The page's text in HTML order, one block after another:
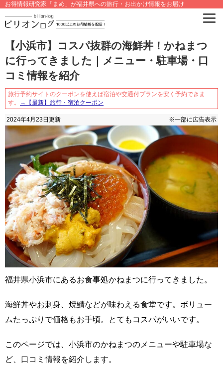
お得情報研究家「まめ」が福井県への旅行・お出かけ情報をお届け
【小浜市】コスパ抜群の海鮮丼！かねまつ
に行ってきました｜メニュー・駐車場・口
コミ情報を紹介
旅行予約サイトのクーポンを使えば宿泊や交通付プランを安く予約できま
す。
→【最新】旅行・宿泊クーポン
2024年4月23日 更新 ※一部に広告表示
福井県小浜市にあるお食事処かねまつに行ってきました。
海鮮丼やお刺身、焼鯖などが味わえる食堂です。ボリュー
ムたっぷりで価格もお手頃。とてもコスパがいいです。
このページでは、小浜市のかねまつのメニューや駐車場な
ど、口コミ情報を紹介します。